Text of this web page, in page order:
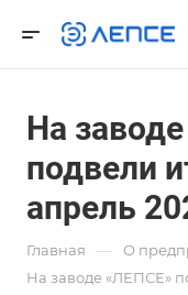
На
подвели
апрель
Главная — О
На заводе «ЛЕПСЕ»